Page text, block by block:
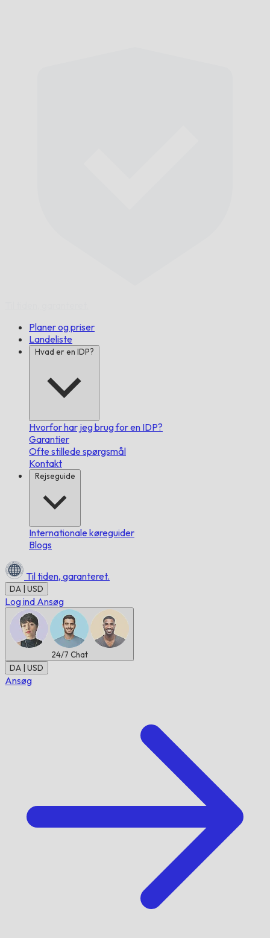
Planer og priser
Landeliste
Hvad er en IDP?
Hvorfor har jeg brug for en IDP?
Garantier
Ofte stillede spørgsmål
Kontakt
Rejseguide
Internationale køreguider
Blogs
Til tiden, garanteret.
DA | USD
Log ind Ansøg
24/7 Chat
DA | USD
Ansøg